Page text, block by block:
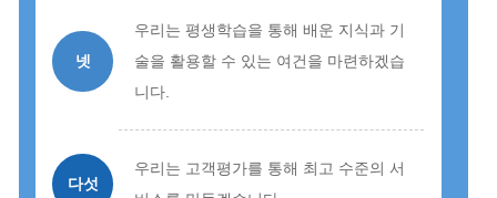
넷
우리는 평생학습을 통해 배운 지식과 기
술을 활용할 수 있는 여건을 마련하겠습
니다.
다섯
우리는 고객평가를 통해 최고 수준의 서